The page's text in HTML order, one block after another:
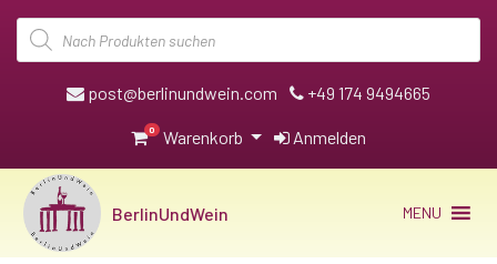
Products
search
post@berlinundwein.com +49 174 9494665
0 Warenkorb Anmelden
BerlinUndWein MENU